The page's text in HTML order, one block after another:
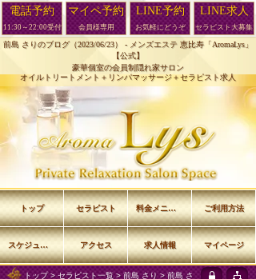
前島 さりのブログ（2023/06/23） - メンズエステ 恵比寿「AromaLys」
【公式】
豪華個室の会員制隠れ家サロン
オイルトリートメント＋リンパマッサージ＋セラピスト求人
トップ> セラピスト一覧 >前島 さり >前島 さ
トップ セラピスト 料金メニュー ご利用方法
スケジュール アクセス 求人情報 マイページ
電話予約
11:30～22:00受付
マイペ予約
会員様専用
LINE予約
お気軽にどうぞ
LINE求人
セラピスト大募集